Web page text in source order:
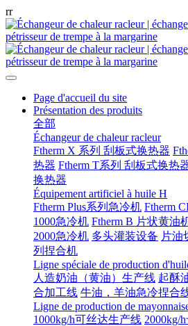
rr
Page d'accueil du site
Présentation des produits
全部
Échangeur de chaleur racleur
Ftherm X 系列 刮板式换热器
热器 Ftherm T系列 刮板式换热
换热器
Équipement artificiel à huile H
Ftherm Plus系列急冷机 Ftherm
1000急冷机 Ftherm B 片状黄油
2000急冷机 多头灌装设备 片油
列捏合机
Ligne spéciale de production
人造奶油（黄油）生产线 起酥
合加工线 牛油，羊油急冷捏合
Ligne de production de
1000kg/h可丝达生产线 2000kg/